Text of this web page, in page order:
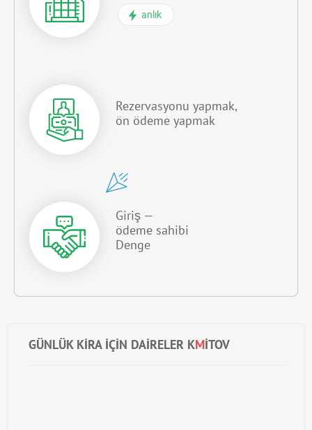
GÜNLÜK KIRA IÇIN DAIRELER KMITOV
anlık
Rezervasyonu yapmak,
ön ödeme yapmak
Giriş —
ödeme sahibi
Denge